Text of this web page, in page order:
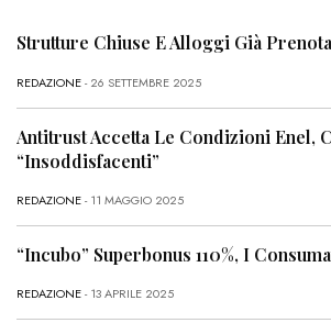
Strutture Chiuse E Alloggi Già
REDAZIONE- 26 SETTEMBRE 2025
Antitrust Accetta Le Condizioni Enel,
“Insoddisfacenti”
REDAZIONE- 11 MAGGIO 2025
“Incubo” Superbonus 110%, I
REDAZIONE- 13 APRILE 2025